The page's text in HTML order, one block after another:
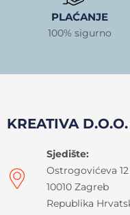
PLAĆANJE
100% sigurno
KREATIVA D.O.O.
Sjedište:
Ostrogovićeva 12
10010 Zagreb
Republika